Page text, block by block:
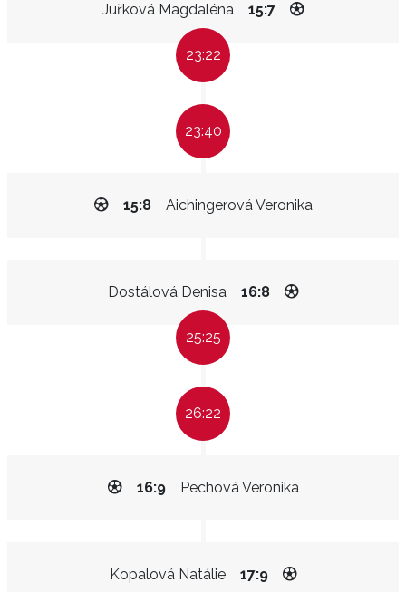
Juřková Magdaléna 15:7
23:22
23:40
Aichingerová Veronika
15:8
Dostálová Denisa 16:8
25:25
26:22
Pechová Veronika
16:9
Kopalová Natálie 17:9